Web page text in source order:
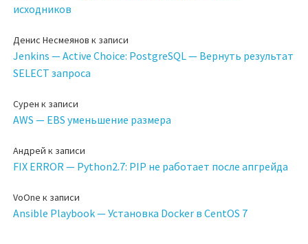
исходников
Денис Несмеянов к записи
Jenkins — Active Choice: PostgreSQL — Вернуть результат
SELECT запроса
Сурен к записи
AWS — EBS уменьшение размера
Андрей к записи
FIX ERROR — Python2.7: PIP не работает после апгрейда
VoOne к записи
Ansible Playbook — Установка Docker в CentOS 7